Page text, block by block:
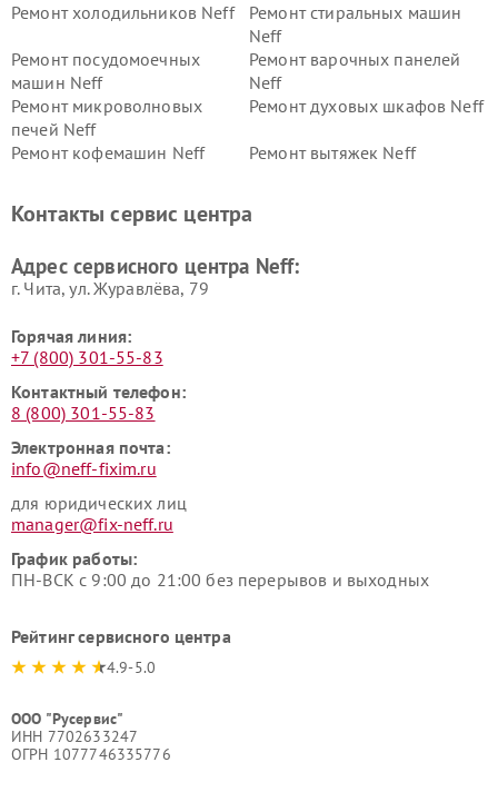
Ремонт холодильников Neff
Ремонт стиральных машин
Neff
Ремонт посудомоечных
машин Neff
Ремонт варочных панелей
Neff
Ремонт микроволновых
печей Neff
Ремонт духовых шкафов Neff
Ремонт кофемашин Neff Ремонт вытяжек Neff
Контакты сервис центра
Адрес сервисного центра Neff:
г. Чита, ул. Журавлёва, 79
Горячая линия:
+7 (800) 301-55-83
Контактный телефон:
8 (800) 301-55-83
Электронная почта:
info@neff-fixim.ru
для юридических лиц
manager@fix-neff.ru
График работы:
ПН-ВСК с 9:00 до 21:00 без перерывов и выходных
Рейтинг сервисного центра
4.9-5.0
ООО "Русервис"
ИНН 7702633247
ОГРН 1077746335776